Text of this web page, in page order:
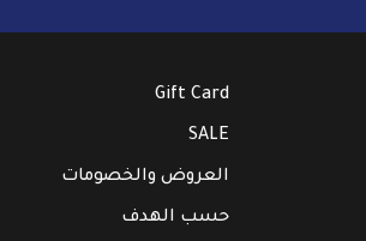
Gift Card
SALE
العروض والخصومات
حسب الهدف